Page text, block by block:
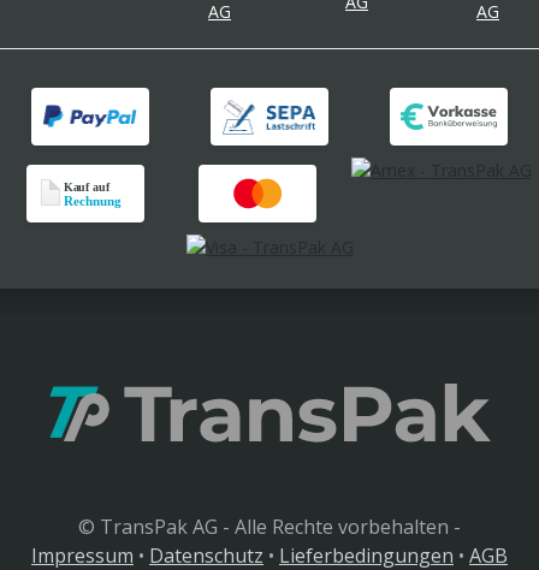
© TransPak AG - Alle Rechte vorbehalten -
Impressum • Datenschutz • Lieferbedingungen • AGB